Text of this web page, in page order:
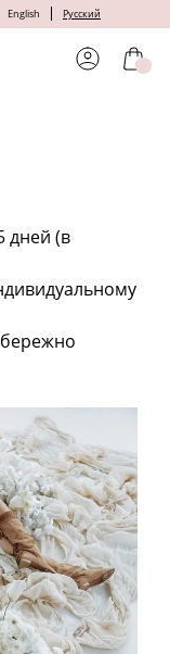
English Русский
дней (в